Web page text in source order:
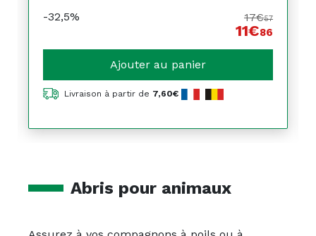
-32,5% 17€57
11€86
Ajouter au panier
Livraison à partir de 7,60€
Abris pour animaux